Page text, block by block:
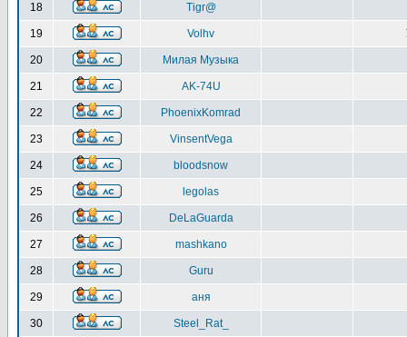
18 Tigr@
19 Volhv
20 Милая Музыка
21 AK-74U
22 PhoenixKomrad
23 VinsentVega
24 bloodsnow
25 legolas
26 DeLaGuarda
27 mashkano
28 Guru
29 аня
30 Steel_Rat_